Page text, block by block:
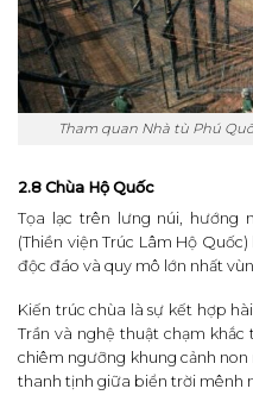
Tham quan Nhà tù Phú
2.8 Chùa Hộ Quốc
Tọa lạc trên lưng núi, hướng
(Thiền viện Trúc Lâm Hộ
độc đáo và quy mô lớn nhất
Kiến trúc chùa là sự kết hợp
Trần và nghệ thuật chạm
chiêm ngưỡng khung cảnh non
thanh tịnh giữa biển trời mênh